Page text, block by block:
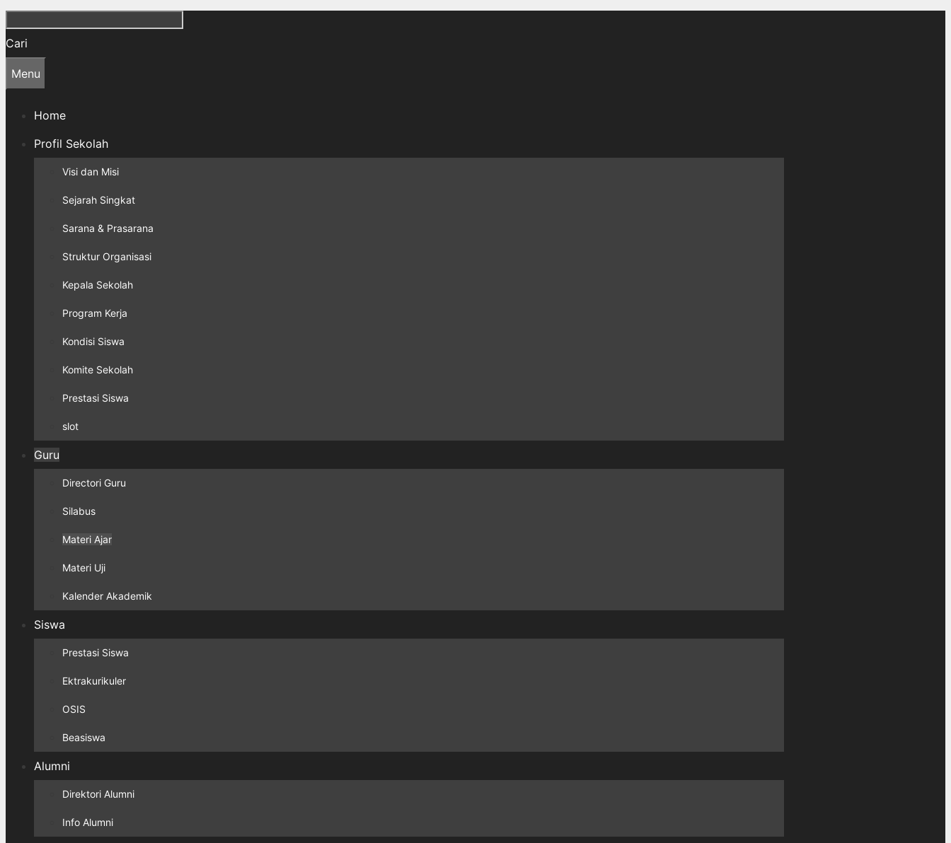
Cari
Menu
Home
Profil Sekolah
Visi dan Misi
Sejarah Singkat
Sarana & Prasarana
Struktur Organisasi
Kepala Sekolah
Program Kerja
Kondisi Siswa
Komite Sekolah
Prestasi Siswa
slot
Guru
Directori Guru
Silabus
Materi Ajar
Materi Uji
Kalender Akademik
Siswa
Prestasi Siswa
Ektrakurikuler
OSIS
Beasiswa
Alumni
Direktori Alumni
Info Alumni